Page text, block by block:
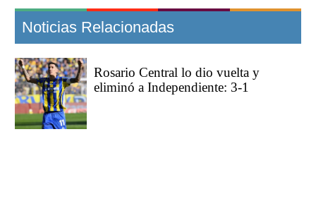
Noticias Relacionadas
Rosario Central lo dio vuelta y
eliminó a Independiente: 3-1